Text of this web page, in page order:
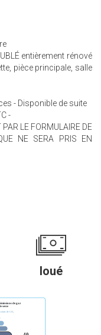
entièrement rénové
pièce principale, salle
- Disponible de suite
-
LE FORMULAIRE DE
NE SERA PRIS EN
loué